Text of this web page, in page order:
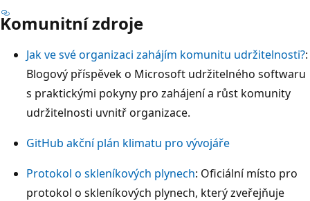
Komunitní zdroje
Jak ve své organizaci zahájím komunitu udržitelnosti?:
Blogový příspěvek o Microsoft udržitelného softwaru
s praktickými pokyny pro zahájení a růst komunity
udržitelnosti uvnitř organizace.
GitHub akční plán klimatu pro vývojáře
Protokol o skleníkových plynech: Oficiální místo pro
protokol o skleníkových plynech, který zveřejňuje